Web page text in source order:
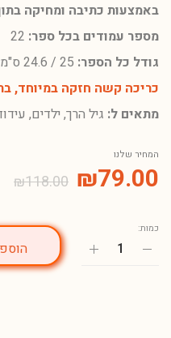
באמצעות כתיבה ומחיקה
מספר עמודים בכל ספר:
גודל כל הספר:
כריכה קשה חזקה במיוחד,
מתאים ל: גיל הרך, ילדים,
המחיר שלנו
₪118.00 ₪79.00
כמות: